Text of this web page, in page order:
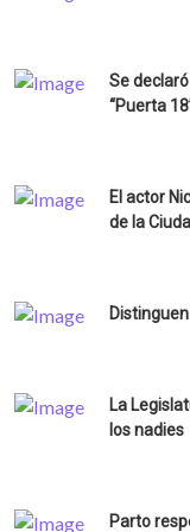
Se
“Puerta
El actor
de la
La
los nadies
Parto